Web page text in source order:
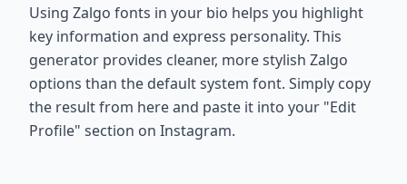
Using Zalgo fonts in your bio helps you highlight
key information and express personality. This
generator provides cleaner, more stylish Zalgo
options than the default system font. Simply copy
the result from here and paste it into your "Edit
Profile" section on Instagram.